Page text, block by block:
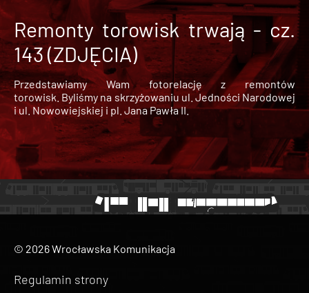
Remonty torowisk trwają - cz.
143 (ZDJĘCIA)
Przedstawiamy Wam fotorelację z remontów
torowisk. Byliśmy na skrzyżowaniu ul. Jedności Narodowej
i ul. Nowowiejskiej i pl. Jana Pawła II.
© 2026 Wrocławska Komunikacja
Regulamin strony